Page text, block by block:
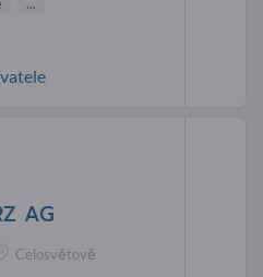
...
AG
Celosvětově